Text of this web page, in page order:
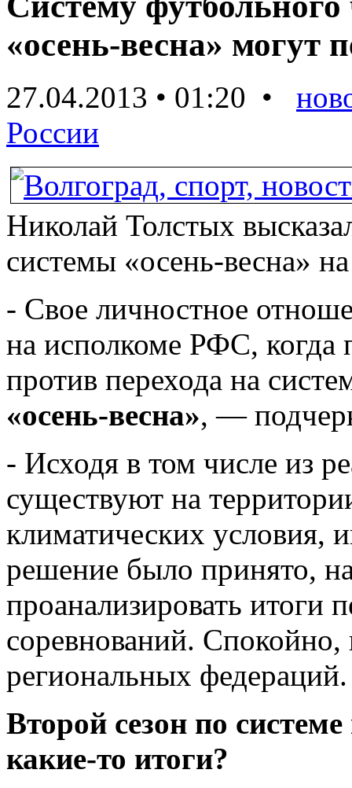
«осень-весна» могут
27.04.2013 • 01:20 •
России
Николай Толстых
системы «осень-весна»
- Свое личностное
на исполкоме РФС, когда
против перехода на
«осень-весна», —
- Исходя в том числе из
существуют на
климатических условия,
решение было принято,
проанализировать итоги
соревнований.
региональных федераций.
Второй сезон по
какие-то итоги?